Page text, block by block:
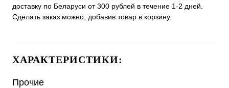
доставку по Беларуси от 300 рублей в течение 1-2 дней.
Сделать заказ можно, добавив товар в корзину.
ХАРАКТЕРИСТИКИ:
Прочие